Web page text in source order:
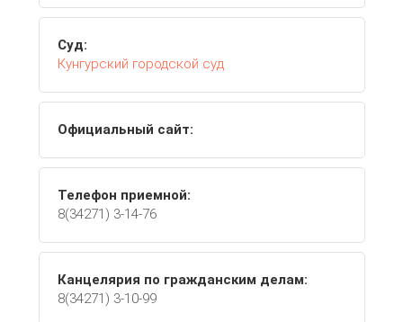
Суд:
Кунгурский городской суд
Официальный сайт:
Телефон приемной:
8(34271) 3-14-76
Канцелярия по гражданским делам:
8(34271) 3-10-99